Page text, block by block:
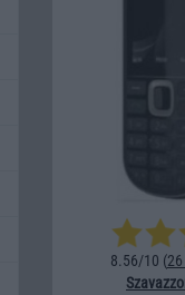
8.56/10 (26